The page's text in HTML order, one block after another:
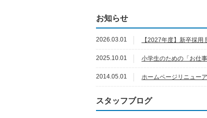
お知らせ
2026.03.01 【2027年度】新卒採用
2025.10.01 小学生のための「お仕
2014.05.01 ホームページリニュー
スタッフブログ